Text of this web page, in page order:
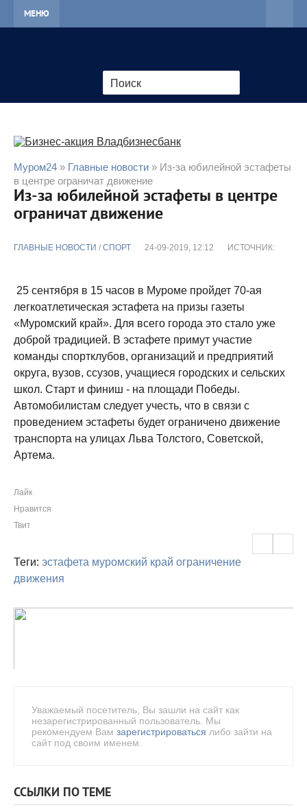
МЕНЮ
Муром24 » Главные новости » Из-за юбилейной эстафеты
в центре ограничат движение
Из-за юбилейной эстафеты в центре
ограничат движение
ГЛАВНЫЕ НОВОСТИ / CПОРТ 24-09-2019, 12:12 ИСТОЧНИК:
25 сентября в 15 часов в Муроме пройдет 70-ая
легкоатлетическая эстафета на призы газеты
«Муромский край». Для всего города это стало уже
доброй традицией. В эстафете примут участие
команды спортклубов, организаций и предприятий
округа, вузов, ссузов, учащиеся городских и сельских
школ. Старт и финиш - на площади Победы.
Автомобилистам следует учесть, что в связи с
проведением эстафеты будет ограничено движение
транспорта на улицах Льва Толстого, Советской,
Артема.
Лайк
Нравится
Твит
Теги: эстафета муромский край ограничение
движения
Уважаемый посетитель, Вы зашли на сайт как
незарегистрированный пользователь. Мы
рекомендуем Вам зарегистрироваться либо зайти на
сайт под своим именем.
ССЫЛКИ ПО ТЕМЕ